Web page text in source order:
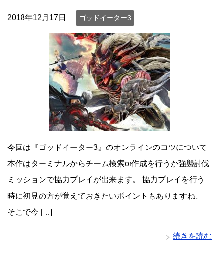
2018年12月17日 ゴッドイーター3
今回は『ゴッドイーター3』のオンラインのコツについて
本作はターミナルからチーム検索or作成を行うか強襲討伐
ミッションで協力プレイが出来ます。 協力プレイを行う
時に初見の方が覚えておきたいポイントもありますね。
そこで今 […]
続きを読む